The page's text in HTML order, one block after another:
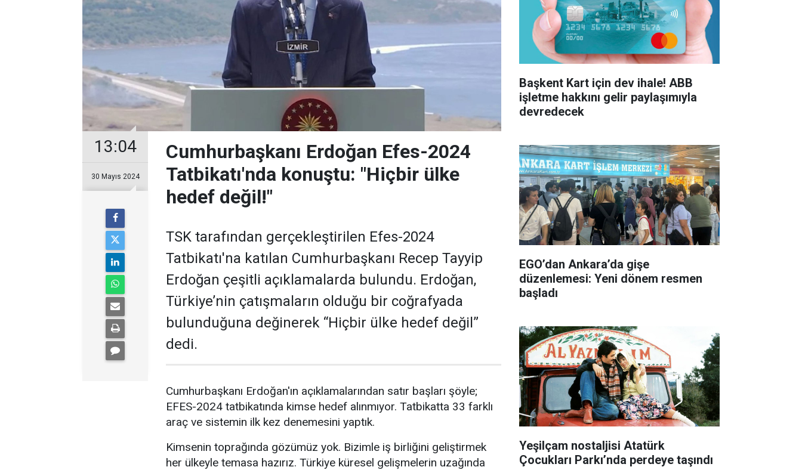
13:04
30 Mayıs 2024
Cumhurbaşkanı Erdoğan Efes-2024
Tatbikatı'nda konuştu: "Hiçbir ülke
hedef değil!"
TSK tarafından gerçekleştirilen Efes-2024
Tatbikatı'na katılan Cumhurbaşkanı Recep Tayyip
Erdoğan çeşitli açıklamalarda bulundu. Erdoğan,
Türkiye’nin çatışmaların olduğu bir coğrafyada
bulunduğuna değinerek “Hiçbir ülke hedef değil”
dedi.
Cumhurbaşkanı Erdoğan'ın açıklamalarından satır başları şöyle;
EFES-2024 tatbikatında kimse hedef alınmıyor. Tatbikatta 33 farklı
araç ve sistemin ilk kez denemesini yaptık.
Kimsenin toprağında gözümüz yok. Bizimle iş birliğini geliştirmek
her ülkeyle temasa hazırız. Türkiye küresel gelişmelerin uzağında
Başkent Kart için dev ihale! ABB
işletme hakkını gelir paylaşımıyla
devredecek
EGO’dan Ankara’da gişe
düzenlemesi: Yeni dönem resmen
başladı
Yeşilçam nostaljisi Atatürk
Çocukları Parkı’nda perdeye taşındı